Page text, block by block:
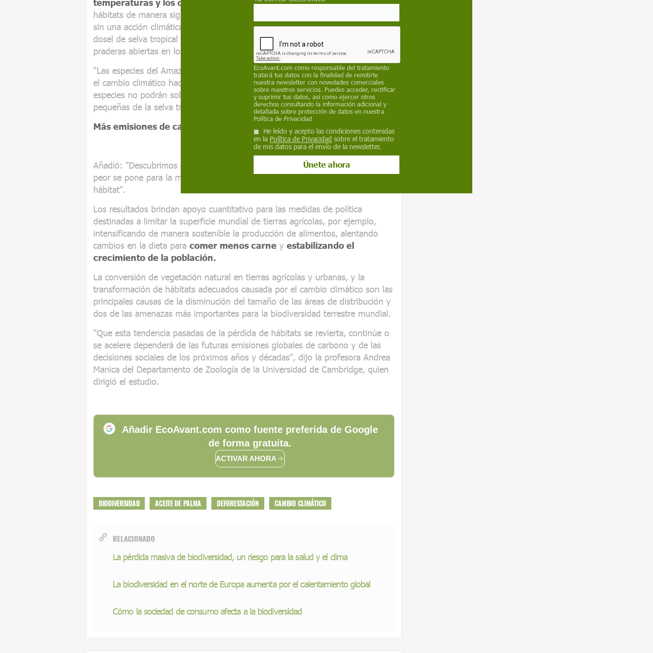
temperaturas y los cambios en los patrones de lluviaalterarán los
hábitats de manera significativa, por ejemplo: otros estudios han predicho que
sin una acción climática, gran parte de la Amazonía puede cambiar de un
dosel de selva tropical a una mezcla similar a una sabana de bosques y
praderas abiertas en los próximos 100 años.
"Las especies del Amazonas se han adaptado a vivir en una selva tropical. Si
el cambio climático hace que este ecosistema cambie, muchas de esas
especies no podrán sobrevivir, o al menos serán empujadas a áreas más
pequeñas de la selva tropical restante ", dijo Beyer.
Más emisiones de carbono más pérdida de hábitat
Añadió: "Descubrimos que cuanto mayores son las emisiones de carbono,
peor se pone para la mayoría de las especies en términos de pérdida de
hábitat".
Los resultados brindan apoyo cuantitativo para las medidas de política
destinadas a limitar la superficie mundial de tierras agrícolas, por ejemplo,
intensificando de manera sostenible la producción de alimentos, alentando
cambios en la dieta para comer menos carne y estabilizando el
crecimiento de la población.
La conversión de vegetación natural en tierras agrícolas y urbanas, y la
transformación de hábitats adecuados causada por el cambio climático son las
principales causas de la disminución del tamaño de las áreas de distribución y
dos de las amenazas más importantes para la biodiversidad terrestre mundial.
"Que esta tendencia pasadas de la pérdida de hábitats se revierta, continúe o
se acelere dependerá de las futuras emisiones globales de carbono y de las
decisiones sociales de los próximos años y décadas", dijo la profesora Andrea
Manica del Departamento de Zoología de la Universidad de Cambridge, quien
dirigió el estudio.
Añadir EcoAvant.com como fuente preferida de Google
de forma gratuita.
ACTIVAR AHORA
BIODIVERSIDAD ACEITE DE PALMA DEFORESTACIÓN CAMBIO CLIMÁTICO
RELACIONADO
La pérdida masiva de biodiversidad, un riesgo para la salud y el clima
La biodiversidad en el norte de Europa aumenta por el calentamiento global
Cómo la sociedad de consumo afecta a la biodiversidad
EcoAvant.com como responsable del tratamiento
tratará tus datos con la finalidad de remitirte
nuestra newsletter con novedades comerciales
sobre nuestros servicios. Puedes acceder, rectificar
y suprimir tus datos, así como ejercer otros
derechos consultando la información adicional y
detallada sobre protección de datos en nuestra
Política de Privacidad
He leído y acepto las condiciones contenidas
en la Política de Privacidad sobre el tratamiento
de mis datos para el envío de la newsletter.